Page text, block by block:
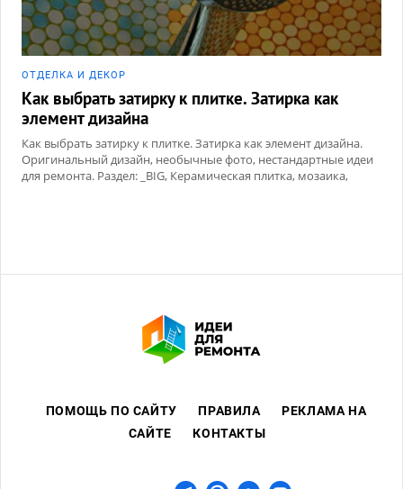
ОТДЕЛКА И ДЕКОР
Как выбрать затирку к плитке. Затирка как
элемент дизайна
Как выбрать затирку к плитке. Затирка как элемент дизайна.
Оригинальный дизайн, необычные фото, нестандартные идеи
для ремонта. Раздел: _BIG, Керамическая плитка, мозаика,
ПОМОЩЬ ПО САЙТУ ПРАВИЛА
РЕКЛАМА НА
САЙТЕ
КОНТАКТЫ